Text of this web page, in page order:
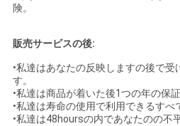
険。
販売サービスの後:
•私達はあなたの反映しますの後で受
す。
•私達は商品が着いた後1つの年の保
•私達は寿命の使用で利用できるすべ
•私達は48hoursの内であなたのの不